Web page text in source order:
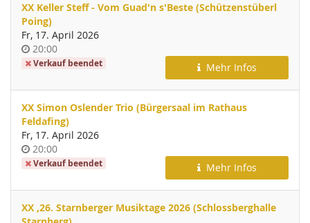
XX Keller Steff - Vom Guad'n s'Beste (Schützenstüberl
Poing)
Fr, 17. April 2026
Uhrzeit
20:00
Verkauf beendet Mehr Infos
XX Simon Oslender Trio (Bürgersaal im Rathaus
Feldafing)
Fr, 17. April 2026
Uhrzeit
20:00
Verkauf beendet Mehr Infos
XX ,26. Starnberger Musiktage 2026 (Schlossberghalle